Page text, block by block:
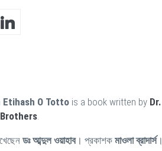
Etihash O Totto is a book written by Dr.
.
ডঃ আব্দুল ওয়াহাব। প্রকাশক মাওলা ব্রাদার্স।